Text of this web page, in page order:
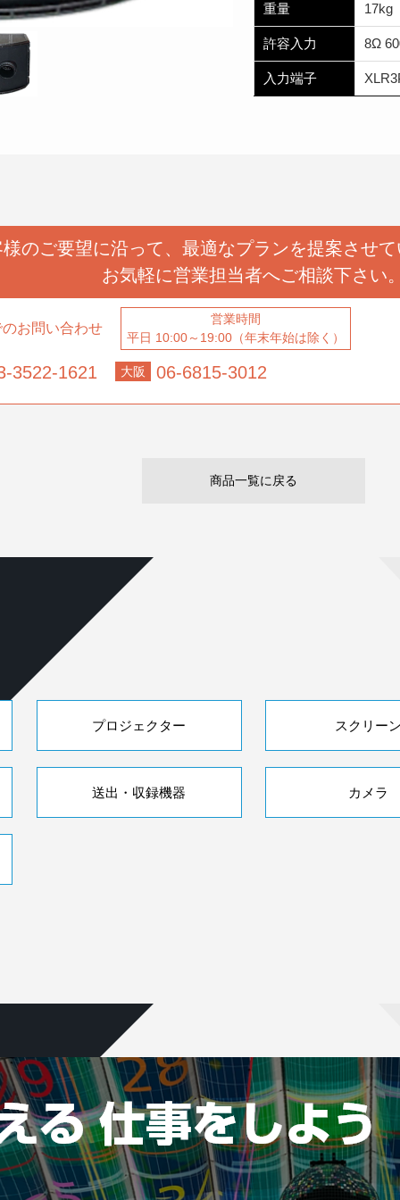
重量 17kg
許容入力 8Ω
入力端子
のご要望に沿って、 最適なプランを提案させ
お気軽に営業担当者へご相談下さい
お問い合わせ
営業時間
平日 10:00～19:00（年末年始は除く）
3522-1621 大阪 06-6815-3012
商品一覧に戻る
プロジェクター スクリー
送出・収録機器 カメラ